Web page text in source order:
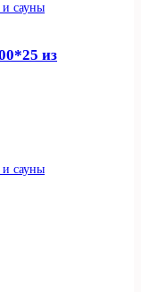
сауны
из
сауны